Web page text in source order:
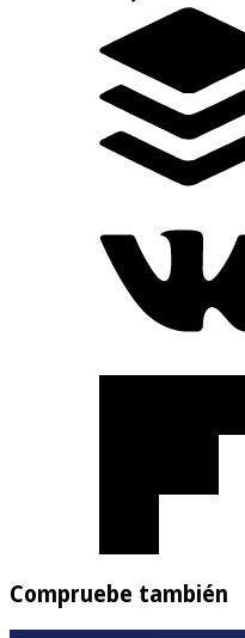
Compruebe también